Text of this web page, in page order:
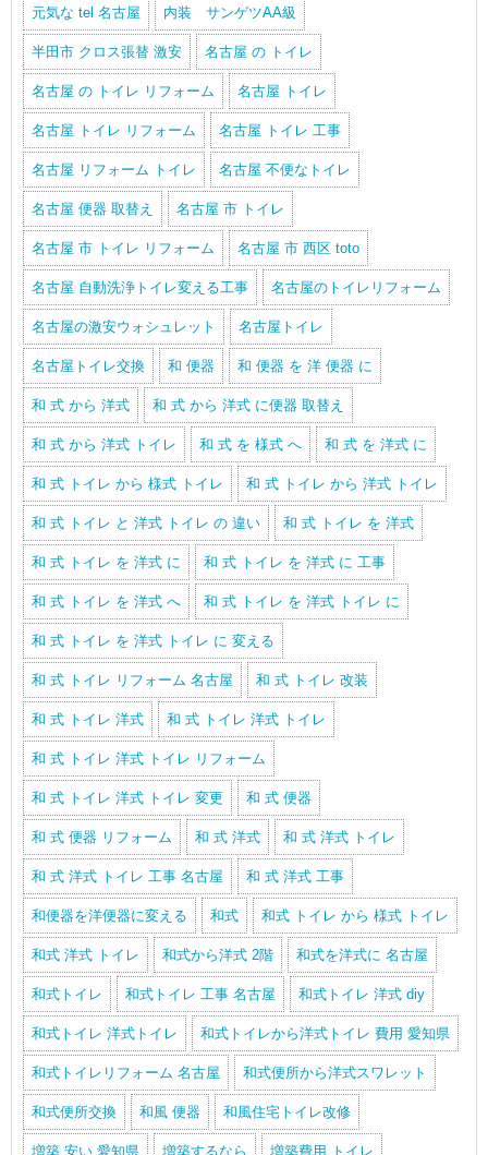
元気な tel 名古屋 内装 サンゲツAA級
半田市 クロス張替 激安 名古屋 の トイレ
名古屋 の トイレ リフォーム 名古屋 トイレ
名古屋 トイレ リフォーム 名古屋 トイレ 工事
名古屋 リフォーム トイレ 名古屋 不便なトイレ
名古屋 便器 取替え 名古屋 市 トイレ
名古屋 市 トイレ リフォーム 名古屋 市 西区 toto
名古屋 自動洗浄トイレ変える工事 名古屋のトイレリフォーム
名古屋の激安ウォシュレット 名古屋トイレ
名古屋トイレ交換 和 便器 和 便器 を 洋 便器 に
和 式 から 洋式 和 式 から 洋式 に便器 取替え
和 式 から 洋式 トイレ 和 式 を 様式 へ 和 式 を 洋式 に
和 式 トイレ から 様式 トイレ 和 式 トイレ から 洋式 トイレ
和 式 トイレ と 洋式 トイレ の 違い 和 式 トイレ を 洋式
和 式 トイレ を 洋式 に 和 式 トイレ を 洋式 に 工事
和 式 トイレ を 洋式 へ 和 式 トイレ を 洋式 トイレ に
和 式 トイレ を 洋式 トイレ に 変える
和 式 トイレ リフォーム 名古屋 和 式 トイレ 改装
和 式 トイレ 洋式 和 式 トイレ 洋式 トイレ
和 式 トイレ 洋式 トイレ リフォーム
和 式 トイレ 洋式 トイレ 変更 和 式 便器
和 式 便器 リフォーム 和 式 洋式 和 式 洋式 トイレ
和 式 洋式 トイレ 工事 名古屋 和 式 洋式 工事
和便器を洋便器に変える 和式 和式 トイレ から 様式 トイレ
和式 洋式 トイレ 和式から洋式 2階 和式を洋式に 名古屋
和式トイレ 和式トイレ 工事 名古屋 和式トイレ 洋式 diy
和式トイレ 洋式トイレ 和式トイレから洋式トイレ 費用 愛知県
和式トイレリフォーム 名古屋 和式便所から洋式スワレット
和式便所交換 和風 便器 和風住宅トイレ改修
増築 安い 愛知県 増築するなら 増築費用 トイレ